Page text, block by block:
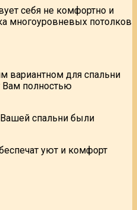
себя не комфортно и
многоуровневых потолков
вариантном для спальни
Вам полностью
спальни были
уют и комфорт